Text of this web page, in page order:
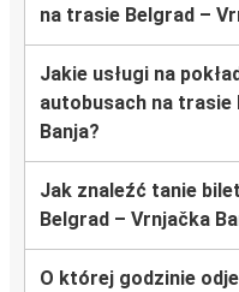
na trasie Belgrad –
Jakie usługi na
autobusach na trasie
Banja?
Jak znaleźć tanie
Belgrad – Vrnjačka
O której godzinie